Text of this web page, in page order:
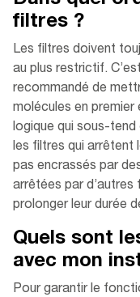
filtres ?
Les filtres doivent
au plus restrictif.
recommandé de
molécules en
logique qui sous-
les filtres qui arrêtent
pas encrassés par
arrêtées par d’autres
prolonger leur durée
Quels sont
avec mon
Pour garantir le